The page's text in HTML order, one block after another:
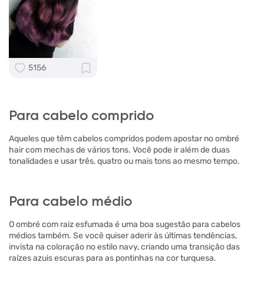
5156
Para cabelo comprido
Aqueles que têm cabelos compridos podem apostar no ombré
hair com mechas de vários tons. Você pode ir além de duas
tonalidades e usar três, quatro ou mais tons ao mesmo tempo.
Para cabelo médio
O ombré com raiz esfumada é uma boa sugestão para cabelos
médios também. Se você quiser aderir às últimas tendências,
invista na coloração no estilo navy, criando uma transição das
raízes azuis escuras para as pontinhas na cor turquesa.